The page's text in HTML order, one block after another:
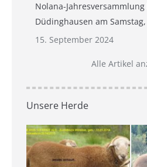
Nolana-
Düdinghausen am
15. September 2024
Alle Artikel
Unsere Herde